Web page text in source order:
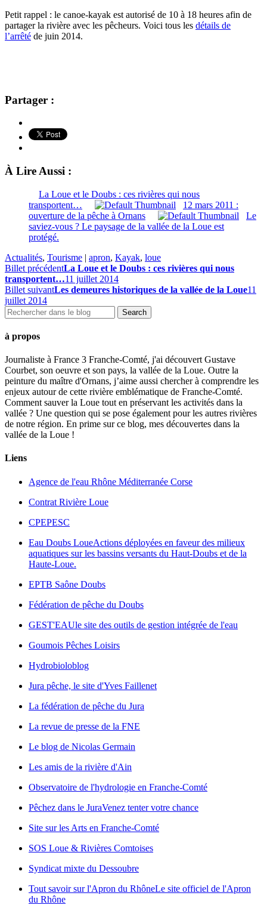
Petit rappel : le canoe-kayak est autorisé de 10 à 18 heures afin de
partager la rivière avec les pêcheurs. Voici tous les détails de
l’arrêté de juin 2014.
Partager :
À Lire Aussi :
La Loue et le Doubs : ces rivières qui nous
transportent…
12 mars 2011 :
ouverture de la pêche à Ornans
Le
saviez-vous ? Le paysage de la vallée de la Loue est
protégé.
Actualités, Tourisme | apron, Kayak, loue
Billet précédentLa Loue et le Doubs : ces rivières qui nous
transportent…11 juillet 2014
Billet suivantLes demeures historiques de la vallée de la Loue11
juillet 2014
à propos
Journaliste à France 3 Franche-Comté, j'ai découvert Gustave
Courbet, son oeuvre et son pays, la vallée de la Loue. Outre la
peinture du maître d'Ornans, j’aime aussi chercher à comprendre les
enjeux autour de cette rivière emblématique de Franche-Comté.
Comment sauver la Loue tout en préservant les activités dans la
vallée ? Une question qui se pose également pour les autres rivières
de notre région. En prime sur ce blog, mes découvertes dans la
vallée de la Loue !
Liens
Agence de l'eau Rhône Méditerranée Corse
Contrat Rivière Loue
CPEPESC
Eau Doubs LoueActions déployées en faveur des milieux
aquatiques sur les bassins versants du Haut-Doubs et de la
Haute-Loue.
EPTB Saône Doubs
Fédération de pêche du Doubs
GEST'EAUle site des outils de gestion intégrée de l'eau
Goumois Pêches Loisirs
Hydrobioloblog
Jura pêche, le site d'Yves Faillenet
La fédération de pêche du Jura
La revue de presse de la FNE
Le blog de Nicolas Germain
Les amis de la rivière d'Ain
Observatoire de l'hydrologie en Franche-Comté
Pêchez dans le JuraVenez tenter votre chance
Site sur les Arts en Franche-Comté
SOS Loue & Rivières Comtoises
Syndicat mixte du Dessoubre
Tout savoir sur l'Apron du RhôneLe site officiel de l'Apron
du Rhône